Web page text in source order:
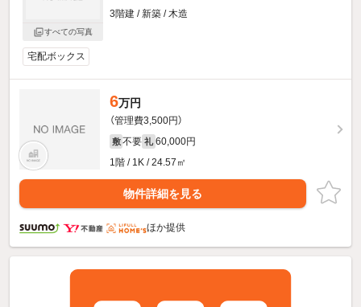
すべての写真
3階建 / 新築 / 木造
宅配ボックス
6万円
（管理費3,500円）
敷 不要 礼 60,000円
1階 / 1K / 24.57㎡
物件詳細を見る
ほか提供